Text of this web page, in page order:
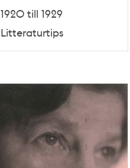
1920 till 1929
Litteraturtips